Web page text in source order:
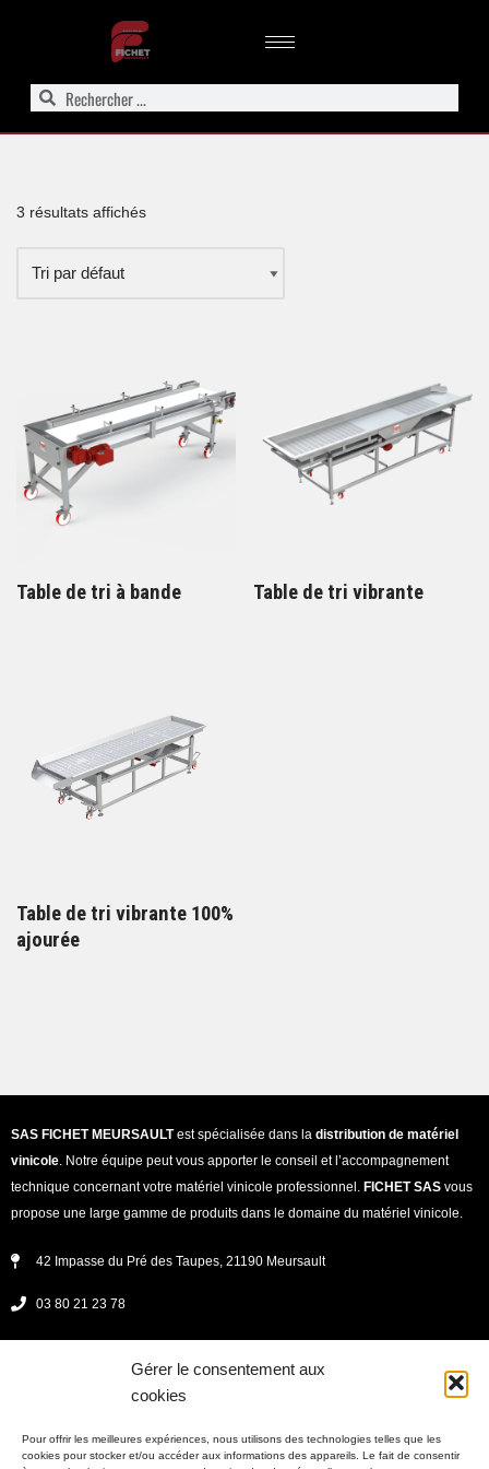
Gérer le consentement aux
cookies
Pour offrir les meilleures expériences, nous utilisons des technologies telles que les
cookies pour stocker et/ou accéder aux informations des appareils. Le fait de consentir
au
contenu
3 résultats affichés
Table de tri à bande Table de tri vibrante
Table de tri vibrante 100%
ajourée
SAS FICHET MEURSAULTest spécialisée dans la distribution de matériel
vinicole . Notre équipe peut vous apporter le conseil et l’accompagnement
technique concernant votre matériel vinicole professionnel. FICHET SAS vous
propose une large gamme de produits dans le domaine du matériel vinicole.
42 Impasse du Pré des Taupes, 21190 Meursault
03 80 21 23 78
Lundi - jeudi : 08h00 -12h00 et 13h30 - 17h30